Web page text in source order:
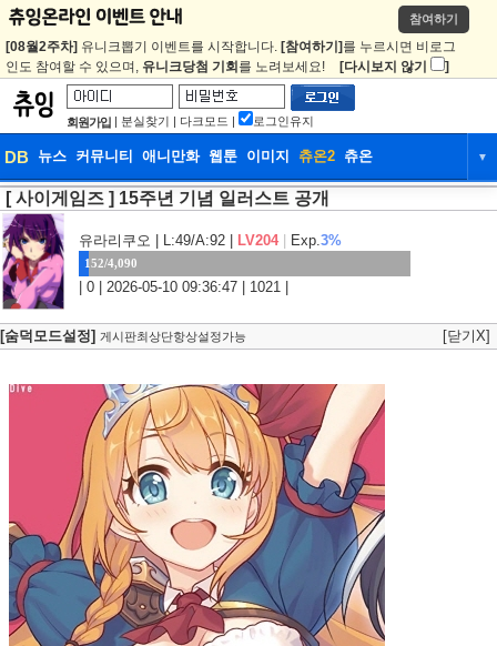
참여하기
[08월2주차] 유니크뽑기 이벤트를 시작합니다. [참여하기] 를 누르시면 비로그
인도 참여할 수 있으며, 유니크당첨 기회 를 노려보세요! [다시보지 않기 ]
회원가입 | 분실찾기 | 다크모드 | 로그인유지
DB 뉴스 커뮤니티 애니만화 웹툰 이미지 츄온2 츄온 ▼
DB 뉴스 커뮤니티
웹툰 이미지 츄온2
[ 사이게임즈 ] 15주년 기념 일러스트 공개
유라리쿠오 | L:49/A:92 | LV204 Exp.3%
152/4,090
| 0 | 2026-05-10 09:36:47 | 1021 |
[숨덕모드설정] 게시판최상단항상설정가능 [닫기X]